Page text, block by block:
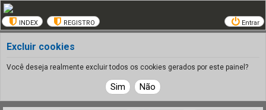
INDEX REGISTRO Entrar
Excluir cookies
Você deseja realmente excluir todos os cookies gerados por este painel?